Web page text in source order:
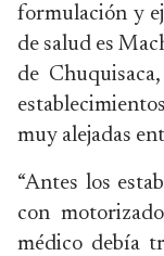
formulación y
de salud es
de
muy alejadas
“Antes los
con
médico debía